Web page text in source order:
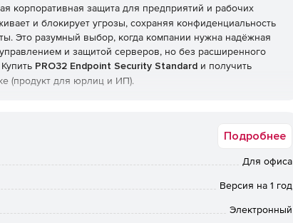
корпоративная защита для предприятий и рабочих
и блокирует угрозы, сохраняя конфиденциальность
Это разумный выбор, когда компании нужна надёжная
и защитой серверов, но без расширенного
PRO32 Endpoint Security Standard и получить
(продукт для юрлиц и ИП).
фишинга, руткитов и программ-вымогателей, а
Технологии упреждающего обнаружения работают вместе
обновления
Подробнее
Для офиса
Версия на 1 год
Электронный